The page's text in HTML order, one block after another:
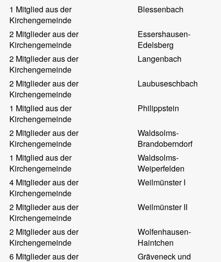
1 Mitglied aus der
Kirchengemeinde
Blessenbach
2 Mitglieder aus der
Kirchengemeinde
Essershausen-
Edelsberg
2 Mitglieder aus der
Kirchengemeinde
Langenbach
2 Mitglieder aus der
Kirchengemeinde
Laubuseschbach
1 Mitglied aus der
Kirchengemeinde
Philippstein
2 Mitglieder aus der
Kirchengemeinde
Waldsolms-
Brandoberndorf
1 Mitglied aus der
Kirchengemeinde
Waldsolms-
Weiperfelden
4 Mitglieder aus der
Kirchengemeinde
Weilmünster I
2 Mitglieder aus der
Kirchengemeinde
Weilmünster II
2 Mitglieder aus der
Kirchengemeinde
Wolfenhausen-
Haintchen
6 Mitglieder aus der
Gräveneck und